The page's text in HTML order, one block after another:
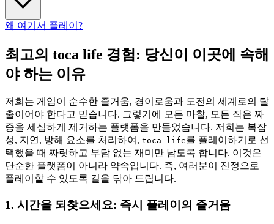
왜 여기서 플레이?
최고의 toca life 경험: 당신이 이곳에 속해
야 하는 이유
저희는 게임이 순수한 즐거움, 경이로움과 도전의 세계로의 탈
출이어야 한다고 믿습니다. 그렇기에 모든 마찰, 모든 작은 짜
증을 세심하게 제거하는 플랫폼을 만들었습니다. 저희는 복잡
성, 지연, 방해 요소를 처리하여, toca life를 플레이하기로 선
택했을 때 짜릿하고 부담 없는 재미만 남도록 합니다. 이것은
단순한 플랫폼이 아니라 약속입니다. 즉, 여러분이 진정으로
플레이할 수 있도록 길을 닦아 드립니다.
1. 시간을 되찾으세요: 즉시 플레이의 즐거움